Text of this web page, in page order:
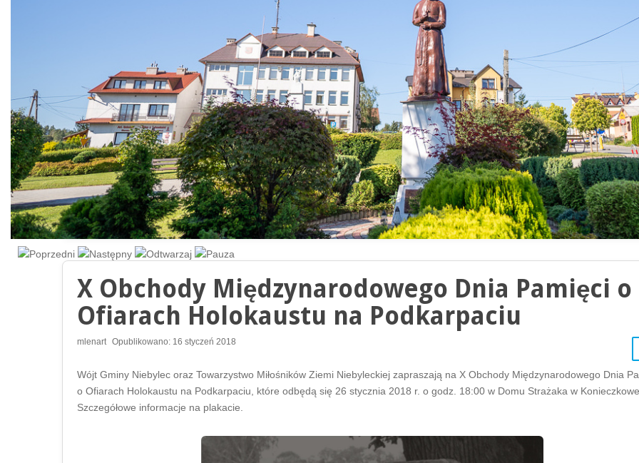
X Obchody Międzynarodowego Dnia Pamięci o
Ofiarach Holokaustu na Podkarpaciu
mlenart Opublikowano: 16 styczeń 2018
Wójt Gminy Niebylec oraz Towarzystwo Miłośników Ziemi Niebyleckiej zapraszają na X Obchody Międzynarodowego Dnia
o Ofiarach Holokaustu na Podkarpaciu, które odbędą się 26 stycznia 2018 r. o godz. 18:00 w Domu Strażaka w
Szczegółowe informacje na plakacie.